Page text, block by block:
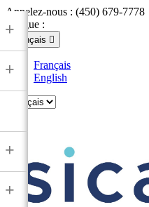
Appelez-nous : (450) 679-7778
Langue :
Français 
Français
English
+
+
+
+